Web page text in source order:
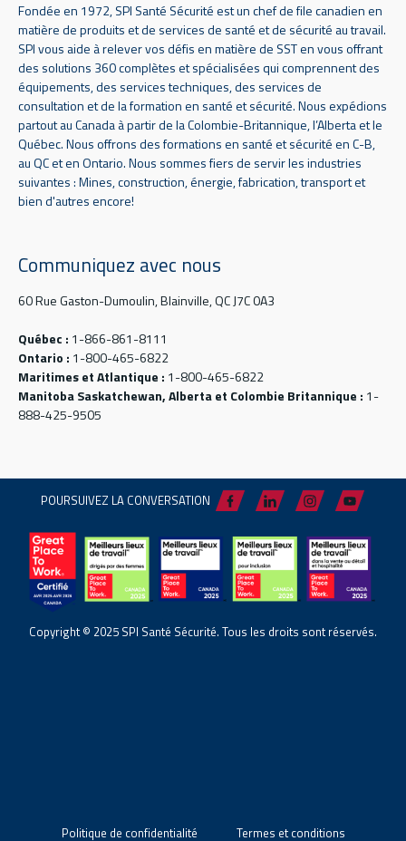
Fondée en 1972, SPI Santé Sécurité est un chef de file canadien en
matière de produits et de services de santé et de sécurité au travail.
SPI vous aide à relever vos défis en matière de SST en vous offrant
des solutions 360 complètes et spécialisées qui comprennent des
équipements, des services techniques, des services de
consultation et de la formation en santé et sécurité. Nous expédions
partout au Canada à partir de la Colombie-Britannique, l’Alberta et le
Québec. Nous offrons des formations en santé et sécurité en C-B,
au QC et en Ontario. Nous sommes fiers de servir les industries
suivantes : Mines, construction, énergie, fabrication, transport et
bien d'autres encore!
Communiquez avec nous
60 Rue Gaston-Dumoulin, Blainville, QC J7C 0A3
Québec : 1-866-861-8111
Ontario : 1-800-465-6822
Maritimes et Atlantique : 1-800-465-6822
Manitoba Saskatchewan, Alberta et Colombie Britannique : 1-
888-425-9505
POURSUIVEZ LA CONVERSATION
Copyright © 2025 SPI Santé Sécurité. Tous les droits sont réservés.
Politique de confidentialité Termes et conditions